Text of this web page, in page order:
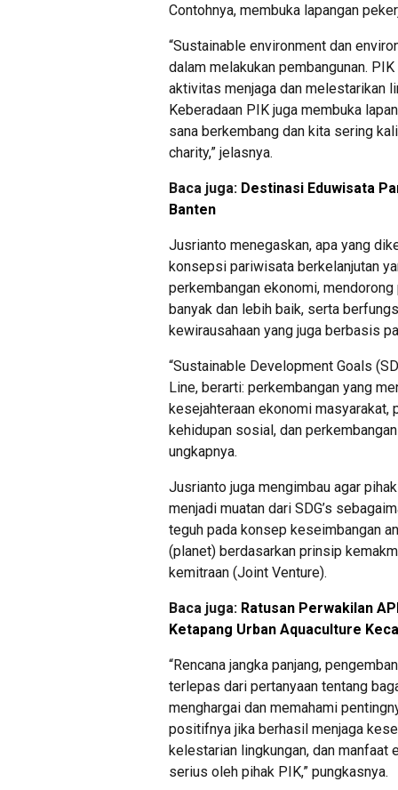
Contohnya, membuka lapangan
“Sustainable environment dan
dalam melakukan pembangunan.
aktivitas menjaga dan melestarikan
Keberadaan PIK juga membuka
sana berkembang dan kita sering
charity,” jelasnya.
Baca juga: Destinasi Eduwisata
Banten
Jusrianto menegaskan, apa yang
konsepsi pariwisata berkelanjutan
perkembangan ekonomi,
banyak dan lebih baik, serta
kewirausahaan yang juga berbasis
“Sustainable Development Goals
Line, berarti: perkembangan yang
kesejahteraan ekonomi masyarakat,
kehidupan sosial, dan
ungkapnya.
Jusrianto juga mengimbau agar
menjadi muatan dari SDG’s
teguh pada konsep keseimbangan
(planet) berdasarkan prinsip
kemitraan (Joint Venture).
Baca juga: Ratusan Perwakilan
Ketapang Urban Aquaculture
“Rencana jangka panjang,
terlepas dari pertanyaan tentang
menghargai dan memahami
positifnya jika berhasil menjaga
kelestarian lingkungan, dan manfaat
serius oleh pihak PIK,” pungkasnya.